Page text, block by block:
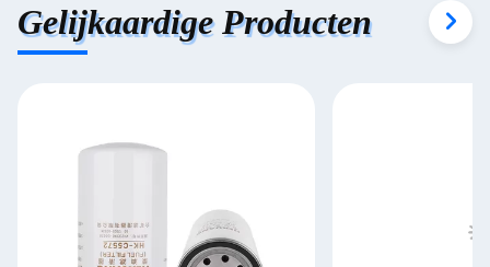
Gelijkaardige Producten